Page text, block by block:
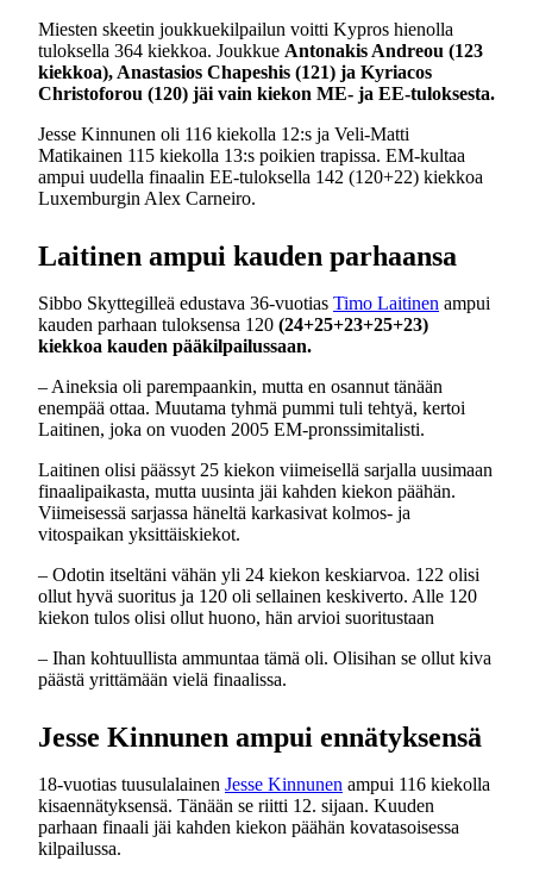
Miesten skeetin joukkuekilpailun voitti Kypros hienolla
tuloksella 364 kiekkoa. Joukkue Antonakis Andreou (123
kiekkoa), Anastasios Chapeshis (121) ja Kyriacos
Christoforou (120) jäi vain kiekon ME- ja EE-tuloksesta.
Jesse Kinnunen oli 116 kiekolla 12:s ja Veli-Matti
Matikainen 115 kiekolla 13:s poikien trapissa. EM-kultaa
ampui uudella finaalin EE-tuloksella 142 (120+22) kiekkoa
Luxemburgin Alex Carneiro.
Laitinen ampui kauden parhaansa
Sibbo Skyttegilleä edustava 36-vuotias Timo Laitinen ampui
kauden parhaan tuloksensa 120 (24+25+23+25+23)
kiekkoa kauden pääkilpailussaan.
– Aineksia oli parempaankin, mutta en osannut tänään
enempää ottaa. Muutama tyhmä pummi tuli tehtyä, kertoi
Laitinen, joka on vuoden 2005 EM-pronssimitalisti.
Laitinen olisi päässyt 25 kiekon viimeisellä sarjalla uusimaan
finaalipaikasta, mutta uusinta jäi kahden kiekon päähän.
Viimeisessä sarjassa häneltä karkasivat kolmos- ja
vitospaikan yksittäiskiekot.
– Odotin itseltäni vähän yli 24 kiekon keskiarvoa. 122 olisi
ollut hyvä suoritus ja 120 oli sellainen keskiverto. Alle 120
kiekon tulos olisi ollut huono, hän arvioi suoritustaan
– Ihan kohtuullista ammuntaa tämä oli. Olisihan se ollut kiva
päästä yrittämään vielä finaalissa.
Jesse Kinnunen ampui ennätyksensä
18-vuotias tuusulalainen Jesse Kinnunen ampui 116 kiekolla
kisaennätyksensä. Tänään se riitti 12. sijaan. Kuuden
parhaan finaali jäi kahden kiekon päähän kovatasoisessa
kilpailussa.